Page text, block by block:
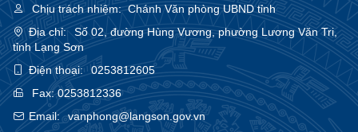
Chịu trách nhiệm:Chánh Văn phòng UBND tỉnh
Địa chỉ:
Số 02, đường Hùng Vương, phường Lương Văn Tri,
tỉnh Lạng Sơn
Điện thoại:
0253812605
Fax:0253812336
Email:
vanphong@langson.gov.vn